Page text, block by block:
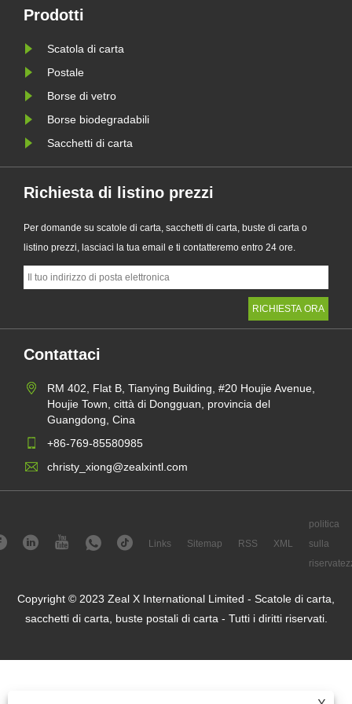
requisiti di imballaggio sostenibile
Prodotti
Scatola di carta
Postale
Borse di vetro
Borse biodegradabili
Sacchetti di carta
Richiesta di listino prezzi
Per domande su scatole di carta, sacchetti di carta, buste di carta o
listino prezzi, lasciaci la tua email e ti contatteremo entro 24 ore.
Contattaci
RM 402, Flat B, Tianying Building, #20 Houjie Avenue,
Houjie Town, città di Dongguan, provincia del
Guangdong, Cina
+86-769-85580985
christy_xiong@zealxintl.com
Links Sitemap RSS XML
politica
sulla
Copyright © 2023 Zeal X International Limited - Scatole di carta,
sacchetti di carta, buste postali di carta - Tutti i diritti riservati.